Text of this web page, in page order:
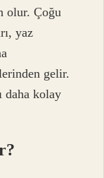
olur. Çoğu
yaz
gelir.
daha kolay